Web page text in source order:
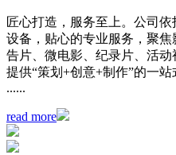
匠心打造，服务至上。公司
设备，贴心的专业服务，聚
告片、微电影、纪录片、活
提供“策划+创意+制作”的一站
......
read more